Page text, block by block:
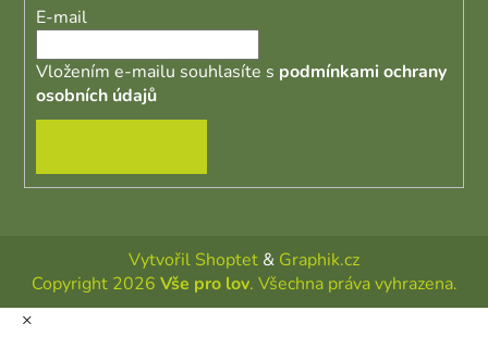
E-mail
Vložením e-mailu souhlasíte s podmínkami ochrany
osobních údajů
Vytvořil Shoptet & Graphik.cz
Copyright 2026 Vše pro lov. Všechna práva vyhrazena.
×